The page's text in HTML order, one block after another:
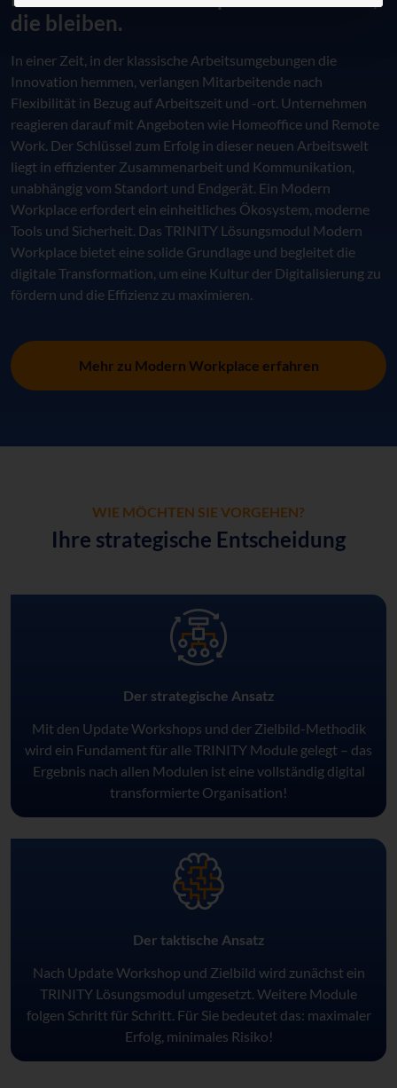
die bleiben.
In einer Zeit, in der klassische Arbeitsumgebungen die
Innovation hemmen, verlangen Mitarbeitende nach
Flexibilität in Bezug auf Arbeitszeit und -ort. Unternehmen
reagieren darauf mit Angeboten wie Homeoffice und Remote
Work. Der Schlüssel zum Erfolg in dieser neuen Arbeitswelt
liegt in effizienter Zusammenarbeit und Kommunikation,
unabhängig vom Standort und Endgerät. Ein Modern
Workplace erfordert ein einheitliches Ökosystem, moderne
Tools und Sicherheit. Das TRINITY Lösungsmodul Modern
Workplace bietet eine solide Grundlage und begleitet die
digitale Transformation, um eine Kultur der Digitalisierung zu
fördern und die Effizienz zu maximieren.
Mehr zu Modern Workplace erfahren
WIE MÖCHTEN SIE VORGEHEN?
Ihre strategische Entscheidung
Der strategische Ansatz
Mit den Update Workshops und der Zielbild-Methodik
wird ein Fundament für alle TRINITY Module gelegt – das
Ergebnis nach allen Modulen ist eine vollständig digital
transformierte Organisation!
Der taktische Ansatz
Nach Update Workshop und Zielbild wird zunächst ein
TRINITY Lösungsmodul umgesetzt. Weitere Module
folgen Schritt für Schritt. Für Sie bedeutet das: maximaler
Erfolg, minimales Risiko!